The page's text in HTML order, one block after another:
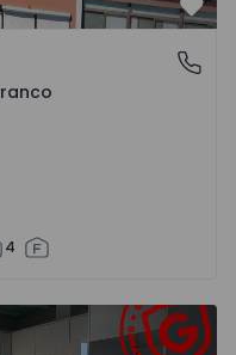
4
- 9